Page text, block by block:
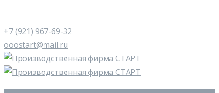
+7 (921) 967-69-32
ooostart@mail.ru